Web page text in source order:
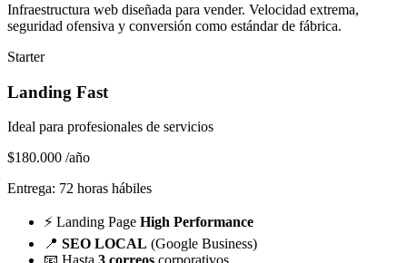
Infraestructura web diseñada para vender. Velocidad extrema,
seguridad ofensiva y conversión como estándar de fábrica.
Starter
Landing Fast
Ideal para profesionales de servicios
$180.000 /año
Entrega: 72 horas hábiles
⚡ Landing Page High Performance
📍 SEO LOCAL (Google Business)